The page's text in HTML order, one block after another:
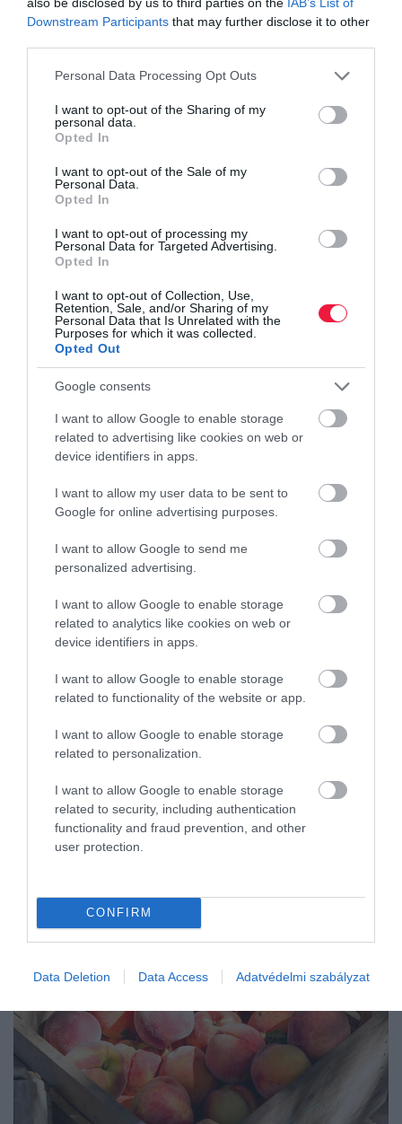
Downstream Participants that may further disclose it to other
Please note that this website/app uses one or more Google
not limited to your visit or usage behaviour. You may click to
grant or deny consent to Google and its third-party tags to
use your data for below specified purposes in below Google
consent section.
Personal Data Processing Opt Outs
I want to opt-out of the Sharing of my
personal data.
Opted In
I want to opt-out of the Sale of my
Personal Data.
Opted In
I want to opt-out of processing my
Personal Data for Targeted Advertising.
Opted In
I want to opt-out of Collection, Use,
Retention, Sale, and/or Sharing of my
Personal Data that Is Unrelated with the
Purposes for which it was collected.
Opted Out
Google consents
I want to allow Google to enable storage
related to advertising like cookies on web or
device identifiers in apps.
I want to allow my user data to be sent to
Google for online advertising purposes.
I want to allow Google to send me
personalized advertising.
I want to allow Google to enable storage
related to analytics like cookies on web or
device identifiers in apps.
I want to allow Google to enable storage
related to functionality of the website or app.
I want to allow Google to enable storage
related to personalization.
I want to allow Google to enable storage
related to security, including authentication
functionality and fraud prevention, and other
user protection.
CONFIRM
Data Deletion Data Access Adatvédelmi szabályzat
Többször meggyűlt a baj a hódokkal
A magyarországi hódállomány a 19. század közepére a vadászat
miatt teljesen kipusztult. Nagyjából másfél évszázaddal később,
1991-ben kezdtek ismét betelepedni az országba Ausztria felől.
végére az eurázsiai hód hazai állománya a becslések szerint 8500
példányra nőhetett. Magyarországon 1988 óta védett a rágcsáló,
KorábbanEBBENa cikkünkben írtunk róla, hogy túl sok kárt
felében isgondot jelent a rágcsálók jelenléte.
Több panasz érkezett a Közép-Tisza-vidéki Vízügyi
Igazgatósághoz is az utóbbi években jelentősen elszaporodott
hódok okozta problémák miatt. A rágcsálók több, a folyókat
és járdák közelében, így azok könnyen rádőlhetnek az utakat
használókra. Emellett az állatok járat- és üregásása is nagyobb
kockázatot jelent, például belvízelvezető csatornákat és
öntözőcsatornákat gyengíthet meg.
eurázsiai hód kilövés győr-moson-sopron
vadászat hódgát